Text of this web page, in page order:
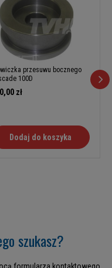
przesuwu bocznego
100D
zł
Dodaj do koszyka
szukasz?